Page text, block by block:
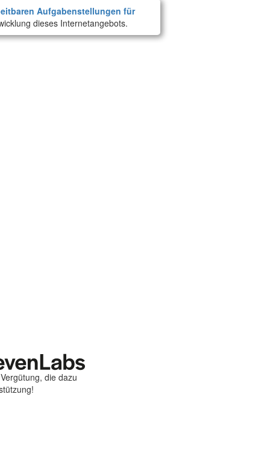
Aufgabenstellungen für
dieses Internetangebots.
die dazu